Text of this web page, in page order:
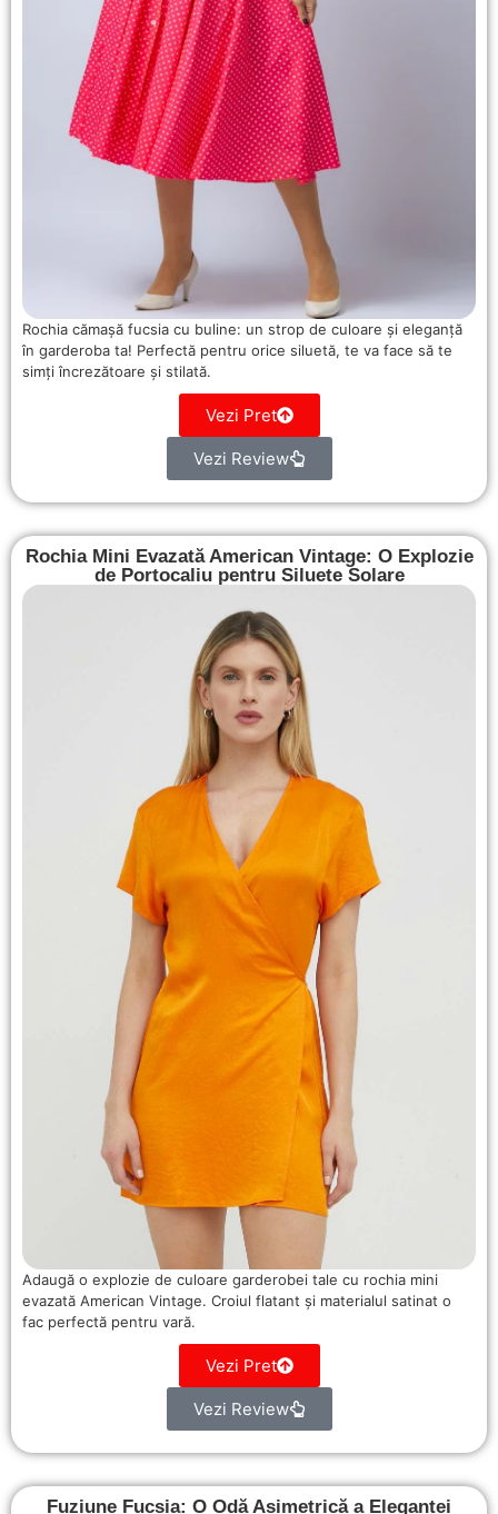
Rochia cămașă fucsia cu buline: un strop de culoare și eleganță
în garderoba ta! Perfectă pentru orice siluetă, te va face să te
simți încrezătoare și stilată.
Vezi Pret
Vezi Review
Rochia Mini Evazată American Vintage: O Explozie
de Portocaliu pentru Siluete Solare
Adaugă o explozie de culoare garderobei tale cu rochia mini
evazată American Vintage. Croiul flatant și materialul satinat o
fac perfectă pentru vară.
Vezi Pret
Vezi Review
Fuziune Fucsia: O Odă Asimetrică a Eleganței